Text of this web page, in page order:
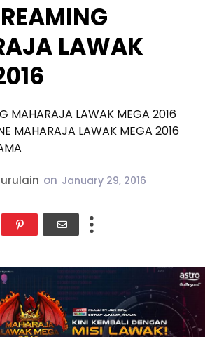
LAWAK
MAHARAJA LAWAK MEGA 2016
MAHARAJA LAWAK MEGA 2016
on January 29, 2016